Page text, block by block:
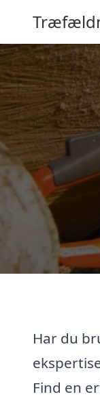
Har du
Find en